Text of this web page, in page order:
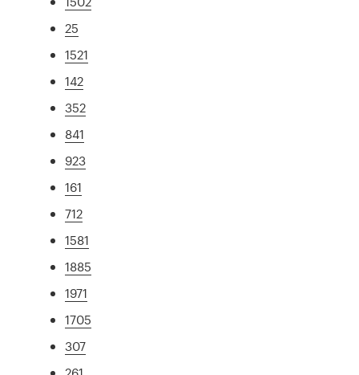
25
1521
142
352
841
923
161
712
1581
1885
1971
1705
307